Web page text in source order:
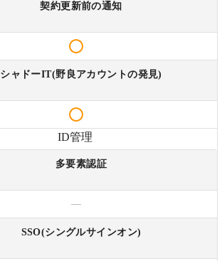
契約更新前の通知
シャドーIT(野良アカウントの発見)
ID管理
多要素認証
—
SSO(シングルサインオン)